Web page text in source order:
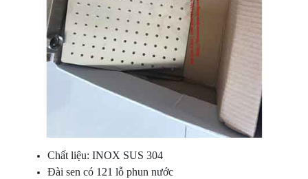
Chất liệu: INOX SUS 304
Đài sen có 121 lỗ phun nước